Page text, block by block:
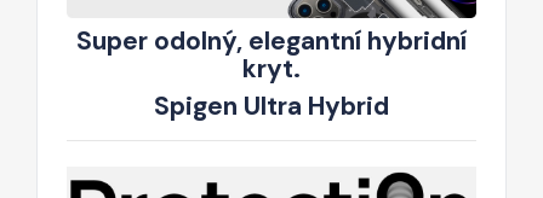
Super odolný, elegantní hybridní
kryt.
Spigen Ultra Hybrid